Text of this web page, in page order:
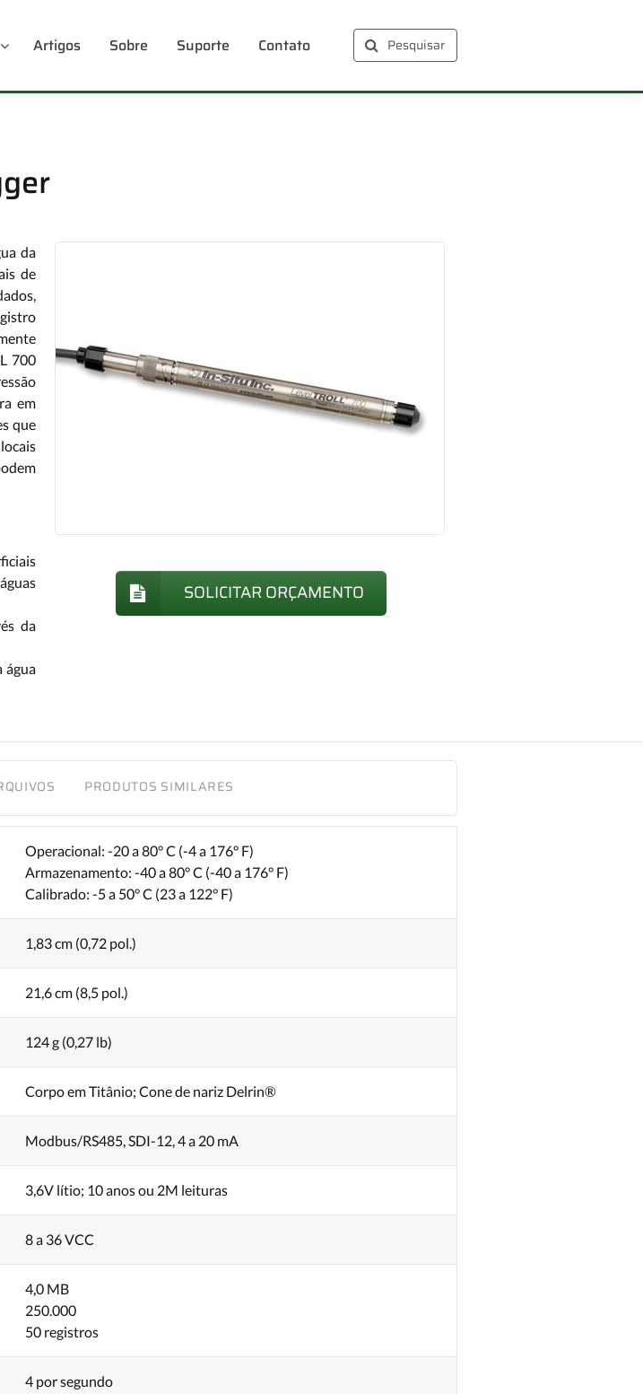
Artigos Sobre Suporte Contato Pesquisar
da
de
700
em
que
da
água
SOLICITAR ORÇAMENTO
PRODUTOS SIMILARES
Operacional: -20 a 80° C (-4 a 176° F)
Armazenamento: -40 a 80° C (-40 a 176° F)
Calibrado: -5 a 50° C (23 a 122° F)
1,83 cm (0,72 pol.)
21,6 cm (8,5 pol.)
124 g (0,27 lb)
Corpo em Titânio; Cone de nariz Delrin®
Modbus/RS485, SDI-12, 4 a 20 mA
3,6V lítio; 10 anos ou 2M leituras
8 a 36 VCC
4,0 MB
250.000
50 registros
4 por segundo